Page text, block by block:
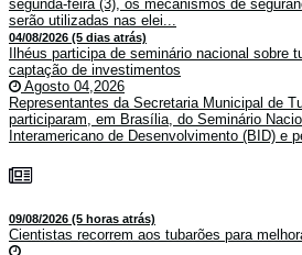
segunda-feira (3), os mecanismos de
serão utilizadas nas elei...
04/08/2026 (5 dias atrás)
Ilhéus participa de seminário nacional sobre
captação de investimentos
Agosto 04,2026
Representantes da Secretaria Municipal de
participaram, em Brasília, do Seminário
Interamericano de Desenvolvimento (BID) e
09/08/2026 (5 horas atrás)
Cientistas recorrem aos tubarões para